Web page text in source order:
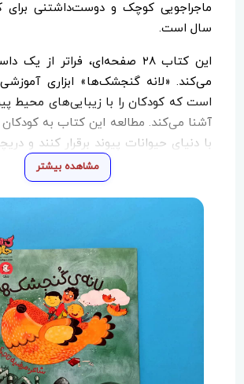
سال است.
این کتاب ۲۸ صفحه‌ای، فراتر از
می‌کند. «لانه گنجشک‌ها» ابزاری
است که کودکان را با زیبایی‌های محیط
آشنا می‌کند. مطالعه این کتاب به
با دنیای حیوانات پیوند برقرار کنند و
و خلاقیت به روی آن‌ها گشوده شود.
از جمله مزایای آموزشی این کتاب
تقویت هوش کلامی:با روایت
افزایش قدرت مشاهده:تشویق کودک به
جزئیات محیط و طبیعت اطراف.
با به تصویر کشیدن زندگی
لانه‌های کوچکشان.
اگر به دنبال کتابی هستید که همزمان
مشاهده بیشتر